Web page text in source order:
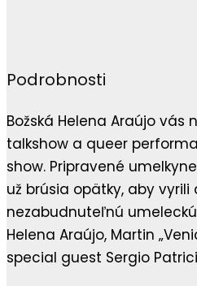
Podrobnosti
Božská Helena Araújo vás
talkshow a queer
show. Pripravené
už brúsia opätky, aby
nezabudnuteľnú
Helena Araújo, Martin
special guest Sergio